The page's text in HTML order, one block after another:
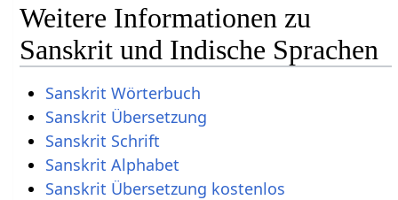
Weitere Informationen zu
Sanskrit und Indische Sprachen
Sanskrit Wörterbuch
Sanskrit Übersetzung
Sanskrit Schrift
Sanskrit Alphabet
Sanskrit Übersetzung kostenlos